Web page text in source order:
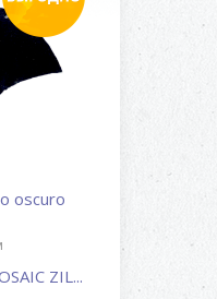
oscuro
ZIL...